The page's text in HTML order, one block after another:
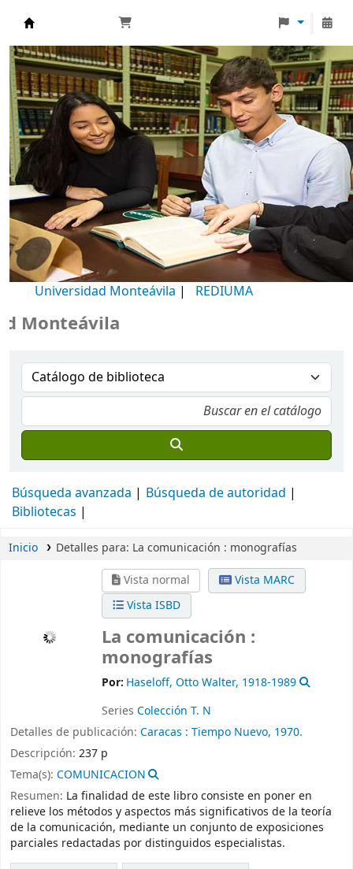
Biblioteca Universidad Monteávila
Universidad Monteávila | REDIUMA
Búsqueda avanzada
Búsqueda de autoridad
Bibliotecas
Inicio Detalles para: La comunicación : monografías
Vista normal
Vista MARC
Vista ISBD
La comunicación :
monografías
Por: Haseloff, Otto Walter, 1918-1989
Series Colección T. N
Detalles de publicación: Caracas : Tiempo Nuevo, 1970.
Descripción: 237 p
Tema(s): COMUNICACION
Resumen: La finalidad de este libro consiste en poner en
relieve los métodos y aspectos más significativos de la teoría
de la comunicación, mediante un conjunto de exposiciones
parciales redactadas por distinguidos especialistas.